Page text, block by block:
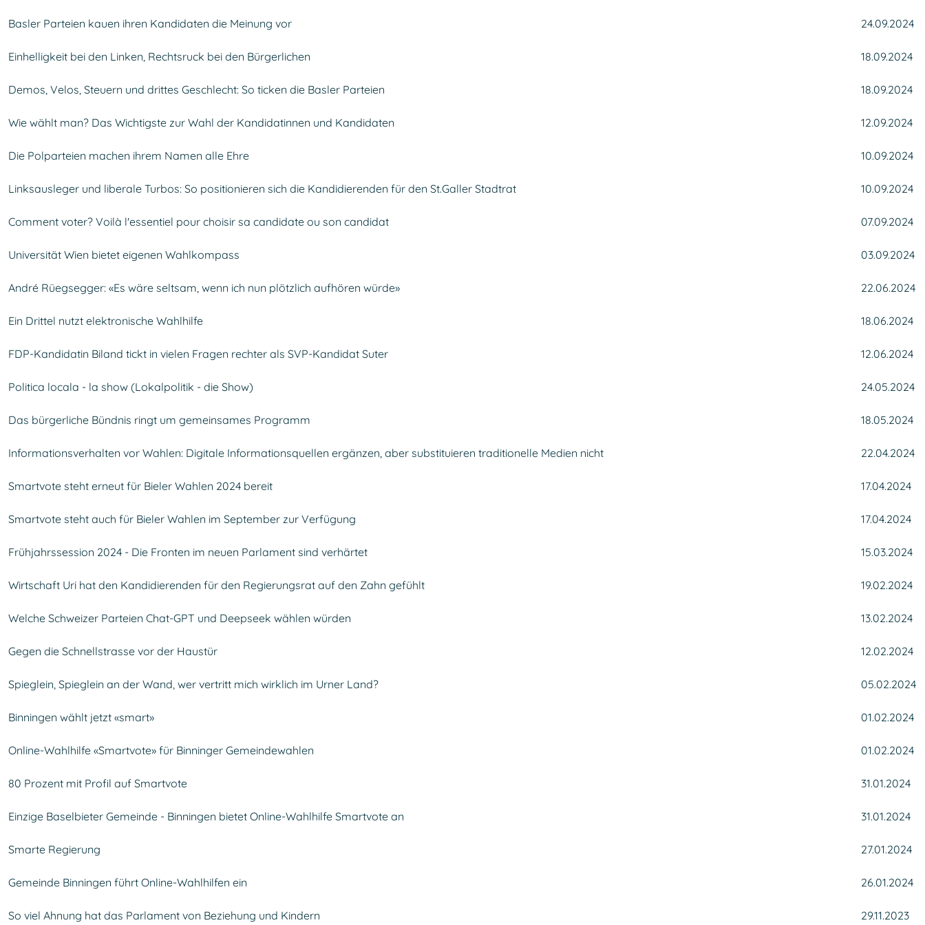
Basler Parteien kauen ihren Kandidaten die Meinung vor 24.09.2024
Einhelligkeit bei den Linken, Rechtsruck bei den Bürgerlichen 18.09.2024
Demos, Velos, Steuern und drittes Geschlecht: So ticken die Basler Parteien 18.09.2024
Wie wählt man? Das Wichtigste zur Wahl der Kandidatinnen und Kandidaten 12.09.2024
Die Polparteien machen ihrem Namen alle Ehre 10.09.2024
Linksausleger und liberale Turbos: So positionieren sich die Kandidierenden für den St.Galler Stadtrat 10.09.2024
Comment voter? Voilà l'essentiel pour choisir sa candidate ou son candidat 07.09.2024
Universität Wien bietet eigenen Wahlkompass 03.09.2024
André Rüegsegger: «Es wäre seltsam, wenn ich nun plötzlich aufhören würde» 22.06.2024
Ein Drittel nutzt elektronische Wahlhilfe 18.06.2024
FDP-Kandidatin Biland tickt in vielen Fragen rechter als SVP-Kandidat Suter 12.06.2024
Politica locala - la show (Lokalpolitik - die Show) 24.05.2024
Das bürgerliche Bündnis ringt um gemeinsames Programm 18.05.2024
Informationsverhalten vor Wahlen: Digitale Informationsquellen ergänzen, aber substituieren traditionelle Medien nicht 22.04.2024
Smartvote steht erneut für Bieler Wahlen 2024 bereit 17.04.2024
Smartvote steht auch für Bieler Wahlen im September zur Verfügung 17.04.2024
Frühjahrssession 2024 - Die Fronten im neuen Parlament sind verhärtet 15.03.2024
Wirtschaft Uri hat den Kandidierenden für den Regierungsrat auf den Zahn gefühlt 19.02.2024
Welche Schweizer Parteien Chat-GPT und Deepseek wählen würden 13.02.2024
Gegen die Schnellstrasse vor der Haustür 12.02.2024
Spieglein, Spieglein an der Wand, wer vertritt mich wirklich im Urner Land? 05.02.2024
Binningen wählt jetzt «smart» 01.02.2024
Online-Wahlhilfe «Smartvote» für Binninger Gemeindewahlen 01.02.2024
80 Prozent mit Profil auf Smartvote 31.01.2024
Einzige Baselbieter Gemeinde - Binningen bietet Online-Wahlhilfe Smartvote an 31.01.2024
Smarte Regierung 27.01.2024
Gemeinde Binningen führt Online-Wahlhilfen ein 26.01.2024
So viel Ahnung hat das Parlament von Beziehung und Kindern 29.11.2023